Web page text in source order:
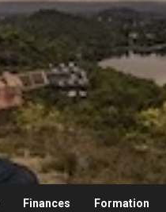
Finances Formation